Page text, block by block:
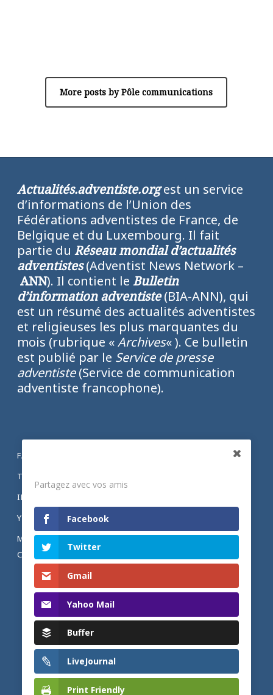
More posts by Pôle communications
Actualités.adventiste.orgest un service
d’informations de l’Union des
Fédérations adventistes de France, de
Belgique et du Luxembourg. Il fait
partie du Réseau mondial d’actualités
adventistes(Adventist News Network –
ANN). Il contient le Bulletin
d’information adventiste(BIA-ANN), qui
est un résumé des actualités adventistes
et religieuses les plus marquantes du
mois (rubrique «Archives« ). Ce bulletin
est publié par le Service de presse
adventiste(Service de communication
adventiste francophone).
FACEBOOK
TWITTER
INSTAGRAM
YOUTUBE
MENTIONS LÉGALES ET POLITIQUE DE
CONFIDENTIALITÉ
Partagez avec vos amis
Facebook
Twitter
Gmail
Yahoo Mail
Buffer
LiveJournal
Print Friendly